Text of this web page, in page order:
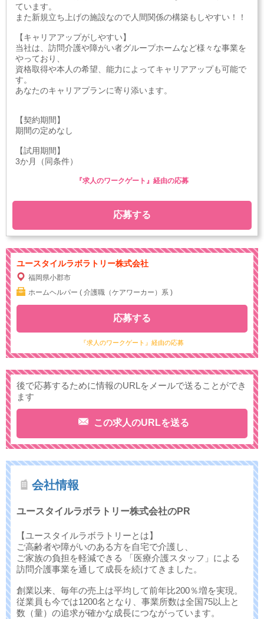
ています。
また新規立ち上げの施設なので人間関係の構築もしやすい！！
【キャリアアップがしやすい】
当社は、訪問介護や障がい者グループホームなど様々な事業を
やっており、
資格取得や本人の希望、能力によってキャリアアップも可能で
す。
あなたのキャリアプランに寄り添います。
【契約期間】
期間の定めなし
【試用期間】
3か月（同条件）
応募する
『求人のワークゲート』経由の応募
ユースタイルラボラトリー株式会社
福岡県小郡市
ホームヘルパー ( 介護職（ケアワーカー）系 )
『求人のワークゲート』経由の応募
応募する
後で応募するために情報のURLをメールで送ることができ
ます
この求人のURLを送る
会社情報
ユースタイルラボラトリー株式会社のPR
【ユースタイルラボラトリーとは】
ご高齢者や障がいのある方を自宅で介護し、
ご家族の負担を軽減できる 「医療介護スタッフ」による
訪問介護事業を通して成長を続けてきました。
創業以来、毎年の売上は平均して前年比200％増を実現。
従業員も今では1200名となり、事業所数は全国75以上と
数（量）の追求が確かな成長につながっています。